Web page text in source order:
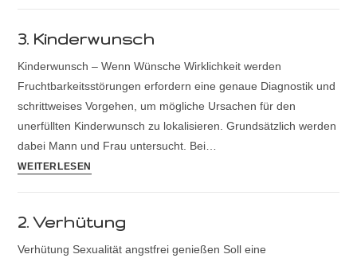
3. Kinderwunsch
Kinderwunsch – Wenn Wünsche Wirklichkeit werden
Fruchtbarkeitsstörungen erfordern eine genaue Diagnostik und
schrittweises Vorgehen, um mögliche Ursachen für den
unerfüllten Kinderwunsch zu lokalisieren. Grundsätzlich werden
dabei Mann und Frau untersucht. Bei…
WEITERLESEN
2. Verhütung
Verhütung Sexualität angstfrei genießen Soll eine